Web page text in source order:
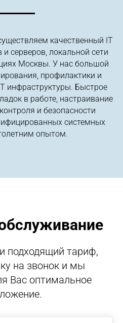
качественный IT
серверов, локальной сети
Москвы. У нас большой
профилактики и
инфраструктуры. Быстрое
в работе, настраивание
и безопасности
системных
опытом.
подходящий тариф,
на звонок и мы
Вас оптимальное